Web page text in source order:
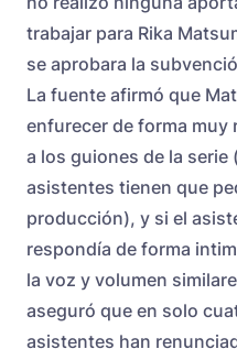
trabajar para Rika
se aprobara la
La fuente afirmó que
enfurecer de forma muy
a los guiones de la
asistentes tienen que
producción), y si el
respondía de forma
la voz y volumen
aseguró que en solo
asistentes han